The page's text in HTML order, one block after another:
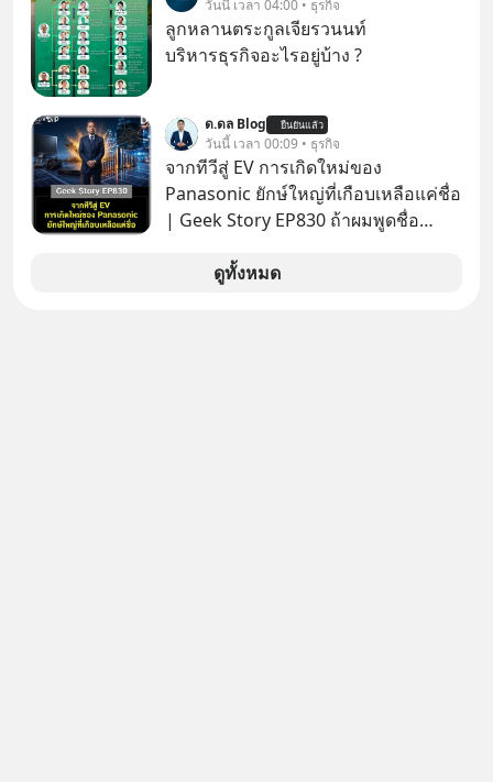
มาแชร์ความรู้การสร้างธุรกิจ
วันนี้ เวลา 04:00 • ธุรกิจ
ลูกหลานตระกูลเจียรวนนท์
บริหารธุรกิจอะไรอยู่บ้าง ?
ด.ดล Blog ยืนยันแล้ว
วันนี้ เวลา 00:09 • ธุรกิจ
จากทีวีสู่ EV การเกิดใหม่ของ
Panasonic ยักษ์ใหญ่ที่เกือบเหลือแค่ชื่อ
| Geek Story EP830 ถ้าผมพูดชื่อ
ถ่านไฟฉาย? ถ้าคุณยังคิดแบบนั้น แสดง
ดูทั้งหมด